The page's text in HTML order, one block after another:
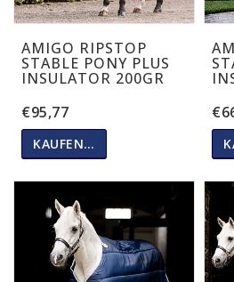
AMIGO RIPSTOP
STABLE PONY PLUS
INSULATOR 200GR
€95,77
KAUFEN…